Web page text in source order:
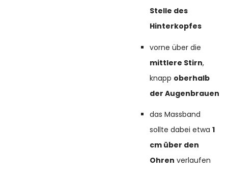
Stelle des
Hinterkopfes
vorne über die
mittlere Stirn,
knapp oberhalb
der Augenbrauen
das Massband
sollte dabei etwa1
cm über den
Ohren verlaufen